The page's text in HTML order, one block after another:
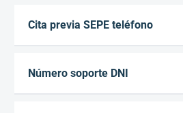
Cita previa SEPE teléfono
Número soporte DNI